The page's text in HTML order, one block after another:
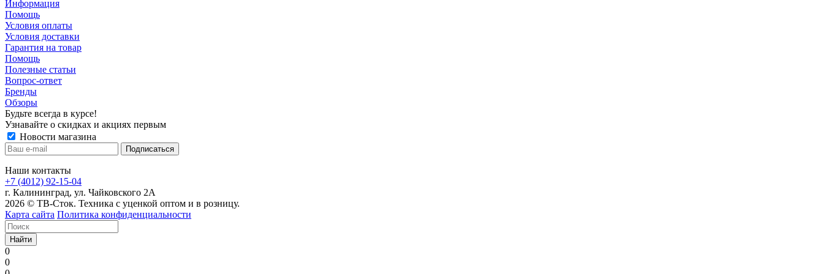
Информация
Помощь
Условия оплаты
Условия доставки
Гарантия на товар
Помощь
Полезные статьи
Вопрос-ответ
Бренды
Обзоры
Будьте всегда в курсе!
Узнавайте о скидках и акциях первым
Новости магазина
Наши контакты
+7 (4012) 92-15-04
г. Калининград, ул. Чайковского 2А
2026 © ТВ-Сток. Техника с уценкой оптом и в розницу.
Карта сайта Политика конфиденциальности
Найти
0
0